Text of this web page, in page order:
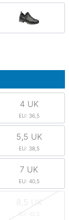
4 UK
EU: 36,5
5,5 UK
EU: 38,5
7 UK
EU: 40,5
8,5 UK
EU: 42,5